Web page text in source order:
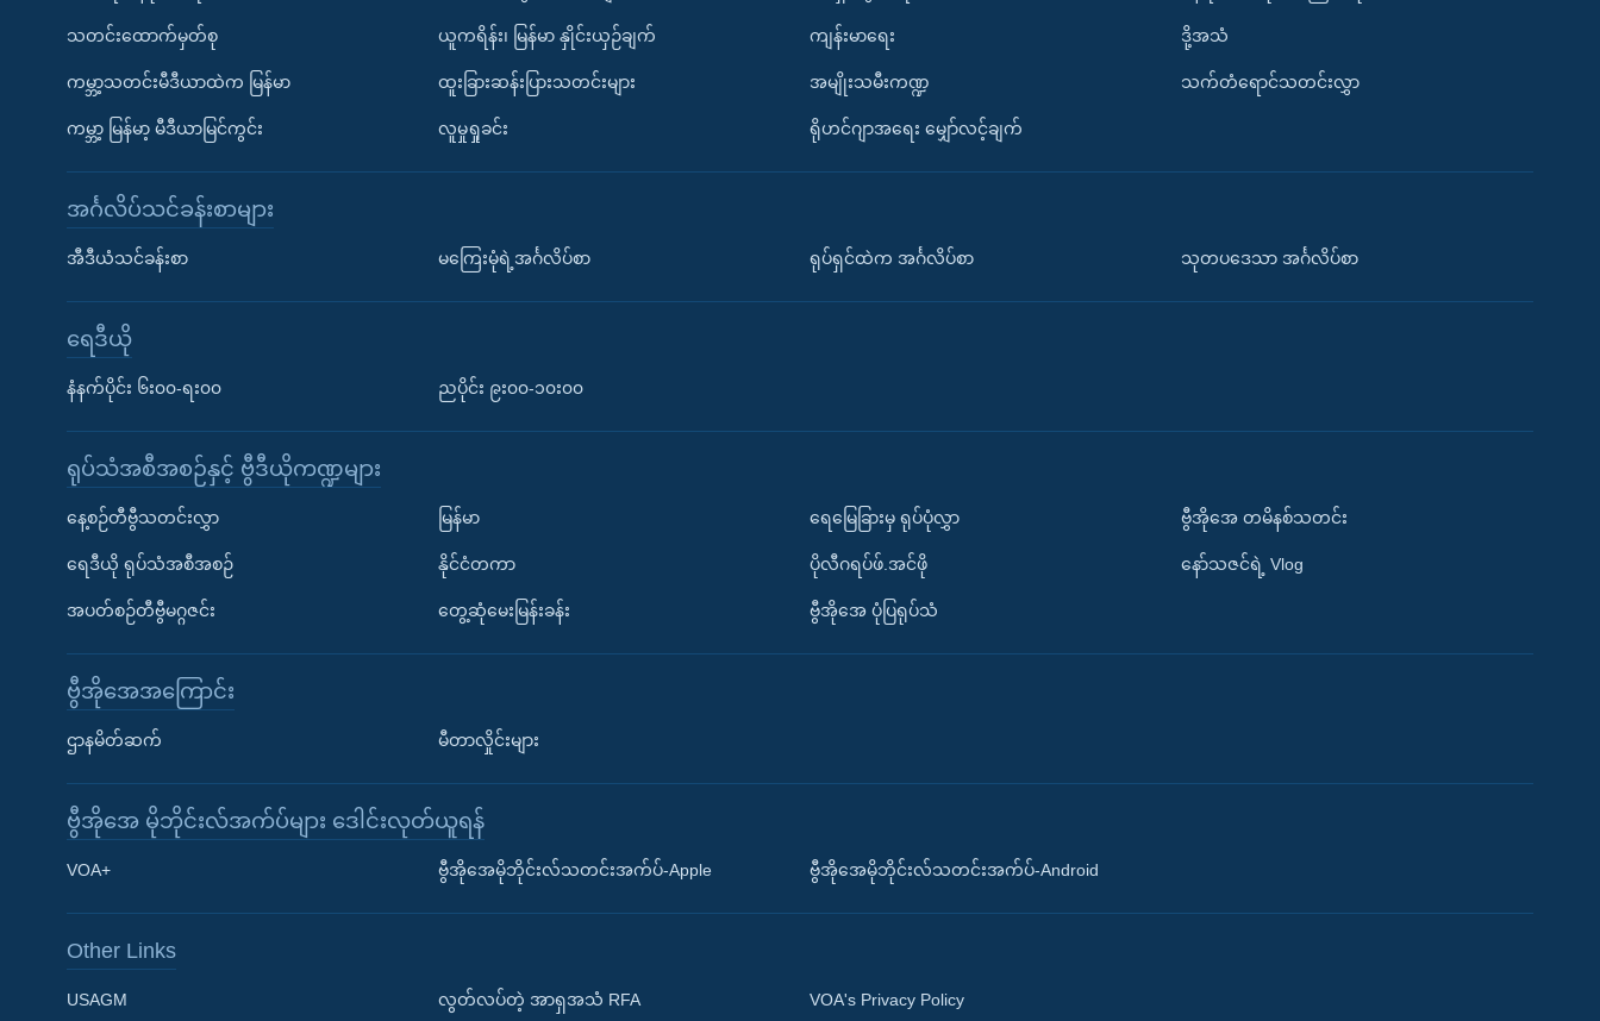
Learning English
သတင်းထောက်မှတ်စု
ကမ္ဘာ့သတင်းမီဒီယာထဲက မြန်မာ
ကမ္ဘာ့ မြန်မာ့ မီဒီယာမြင်ကွင်း
ယူကရိန်း၊ မြန်မာ နှိုင်းယှဉ်ချက်
ထူးခြားဆန်းပြားသတင်းများ
လူမှုရှုခင်း
ကျန်းမာရေး
အမျိုးသမီးကဏ္ဍ
ရိုဟင်ဂျာအရေး မျှော်လင့်ချက်
ဒို့အသံ
သက်တံရောင်သတင်းလွှာ
အင်္ဂလိပ်သင်ခန်းစာများ
အီဒီယံသင်ခန်းစာ မကြေးမုံရဲ့အင်္ဂလိပ်စာ ရုပ်ရှင်ထဲက အင်္ဂလိပ်စာ သုတပဒေသာ အင်္ဂလိပ်စာ
ရေဒီယို
နံနက်ပိုင်း ၆း၀၀-ရး၀၀ ညပိုင်း ၉း၀၀-၁၀း၀၀
ရုပ်သံအစီအစဉ်နှင့် ဗွီဒီယိုကဏ္ဍများ
နေ့စဉ်တီဗွီသတင်းလွှာ
ရေဒီယို ရုပ်သံအစီအစဉ်
အပတ်စဉ်တီဗွီမဂ္ဂဇင်း
မြန်မာ
နိုင်ငံတကာ
တွေ့ဆုံမေးမြန်းခန်း
ရေမြေခြားမှ ရုပ်ပုံလွှာ
ပိုလီဂရပ်ဖ်.အင်ဖို
ဗွီအိုအေ ပုံပြရုပ်သံ
ဗွီအိုအေ တမိနစ်သတင်း
နော်သဇင်ရဲ့ Vlog
ဗွီအိုအေအကြောင်း
ဌာနမိတ်ဆက် မီတာလှိုင်းများ
ဗွီအိုအေ မိုဘိုင်းလ်အက်ပ်များ ဒေါင်းလုတ်ယူရန်
VOA+ ဗွီအိုအေမိုဘိုင်းလ်သတင်းအက်ပ်-Apple ဗွီအိုအေမိုဘိုင်းလ်သတင်းအက်ပ်-Android
Other Links
USAGM လွတ်လပ်တဲ့ အာရှအသံ RFA VOA's Privacy Policy